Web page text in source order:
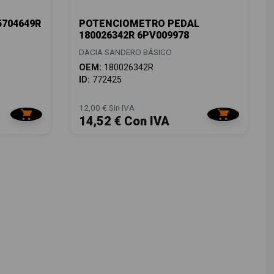
POTENCIOMETRO PEDAL
180026342R 6PV009978
DACIA SANDERO BÁSICO
OEM: 180026342R
ID: 772425
12,00 € Sin IVA
14,52 € Con IVA